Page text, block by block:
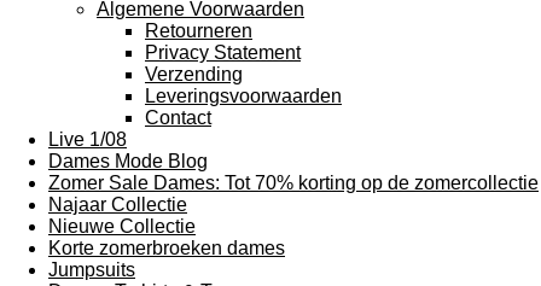
Algemene Voorwaarden
Retourneren
Privacy Statement
Verzending
Leveringsvoorwaarden
Contact
Live 1/08
Dames Mode Blog
Zomer Sale Dames: Tot 70% korting op de zomercollectie
Najaar Collectie
Nieuwe Collectie
Korte zomerbroeken dames
Jumpsuits